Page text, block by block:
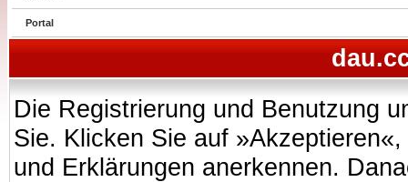
Portal
Die Registrierung und Benutzung
Sie. Klicken Sie auf
und Erklärungen anerkennen.